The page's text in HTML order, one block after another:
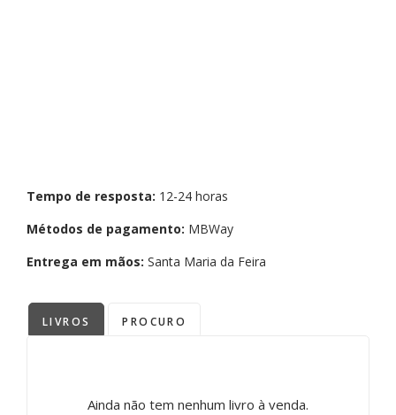
Tempo de resposta: 12-24 horas
Métodos de pagamento: MBWay
Entrega em mãos: Santa Maria da Feira
LIVROS PROCURO
Ainda não tem nenhum livro à venda.